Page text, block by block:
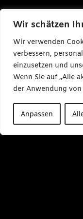
Wir schätzen
Wir verwenden
verbessern,
einzusetzen und
Wenn Sie auf „Alle
der Anwendung von
Anpassen